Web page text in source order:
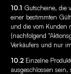
10.1 Gutscheine, die
einer bestimmten
und die vom Kunden
(nachfolgend
Verkäufers und nur
10.2 Einzelne
ausgeschlossen